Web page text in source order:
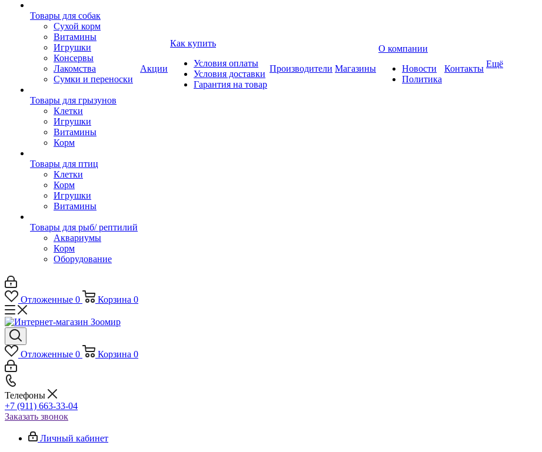
Товары для собак
Cухой корм
Витамины
Игрушки
Консервы
Лакомства
Сумки и переноски
Товары для грызунов
Клетки
Игрушки
Витамины
Корм
Товары для птиц
Клетки
Корм
Игрушки
Витамины
Товары для рыб/ рептилий
Аквариумы
Корм
Оборудование
Акции
Как купить
Условия оплаты
Условия доставки
Гарантия на товар
Производители Магазины
О компании
Новости
Политика
Контакты Ещё
Отложенные 0 Корзина 0
Отложенные 0 Корзина 0
Телефоны
+7 (911) 663-33-04
Заказать звонок
Личный кабинет